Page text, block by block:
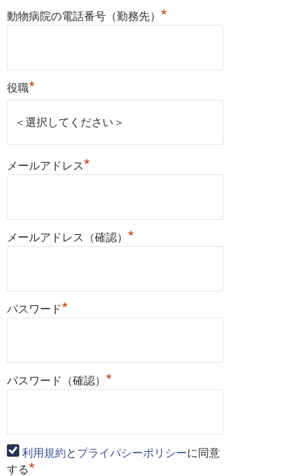
動物病院の電話番号（勤務先） *
役職*
メールアドレス*
メールアドレス（確認） *
パスワード*
パスワード（確認） *
利用規約と プライバシーポリシーに同意
する*